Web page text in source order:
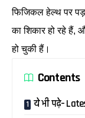
फिजिकल हेल्थ पर पड़
का शिकार हो रहे हैं,
हो चुकी हैं।
Contents
ये भी पढ़े–